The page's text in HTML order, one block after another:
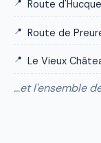
Route
Route de
Le Vieux
…et l'ensemble